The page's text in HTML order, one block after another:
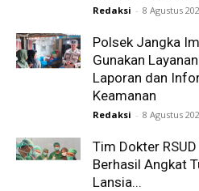
Redaksi - 8 Agustus
Polsek Jangka
Gunakan
Laporan dan
Keamanan
Redaksi - 8 Agustus
Tim Dokter
Berhasil Angkat
Lansia...